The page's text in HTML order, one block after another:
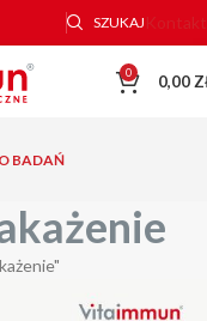
SZUKAJ Kontakt
0 0,00
BADAŃ